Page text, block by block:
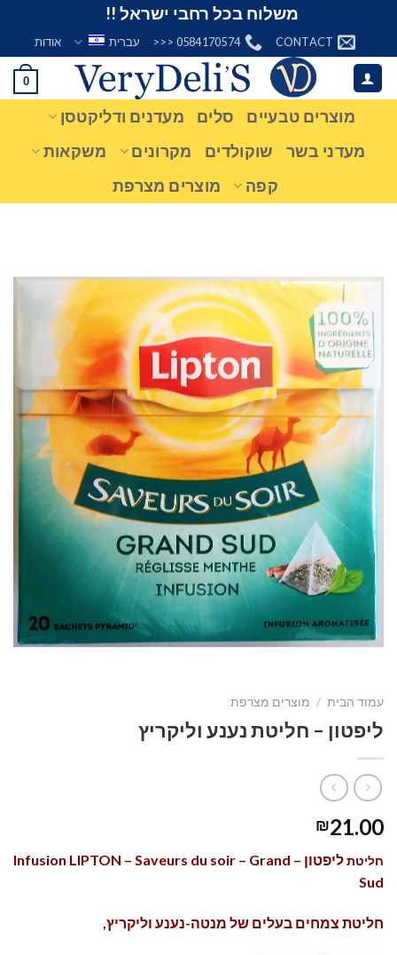
content
משלוח בכל רחבי ישראל !!
CONTACT
0584170574 <<< עברית אודות
0
מוצרים טבעיים סלים
מעדנים ודליקטסן
מעדני בשר
שוקולדים מקרונים
משקאות
קפה
מוצרים מצרפת
עמוד הבית / מוצרים מצרפת
ליפטון – חליטת נענע וליקריץ
₪21.00
חליטת
ליפטון – Infusion LIPTON – Saveurs du soir – Grand
Sud
חליטת צמחים בעלים של מנטה-נענע וליקריץ,